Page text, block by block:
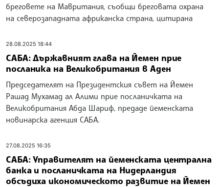
бреговете на Мавритания, съобщи бреговата охрана
на северозападната африканска страна, цитирана
28.08.2025 18:44
САБА: Държавният глава на Йемен прие
посланика на Великобритания в Аден
Председателят на Президентския съвет на Йемен
Рашад Мухамад ал Алими прие посланичката на
Великобритания Абда Шариф, предаде йеменската
новинарска агенция САБА.
27.08.2025 16:35
САБА: Управителят на йеменската централна
банка и посланичката на Нидерландия
обсъдиха икономическото развитие на Йемен